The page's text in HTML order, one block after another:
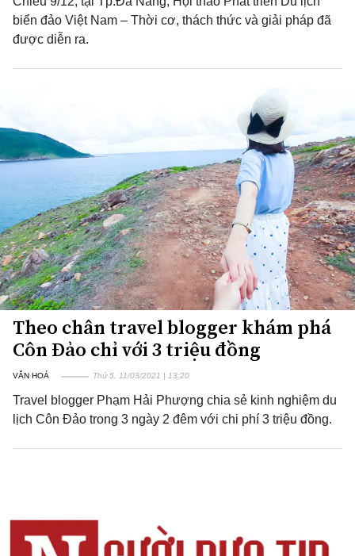
biển đảo Việt Nam – Thời cơ, thách thức và giải pháp đã
được diễn ra.
Theo chân travel blogger khám phá
Côn Đảo chỉ với 3 triệu đồng
VĂN HOÁ Thứ 5, 11/03/2021 | 13:20
Travel blogger Phạm Hải Phượng chia sẻ kinh nghiệm du
lịch Côn Đảo trong 3 ngày 2 đêm với chi phí 3 triệu đồng.